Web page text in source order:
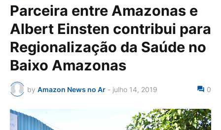
Parceira entre Amazonas e
Albert Einsten contribui para
Regionalização da Saúde no
Baixo Amazonas
by Amazon News no Ar - julho 14, 2019 0